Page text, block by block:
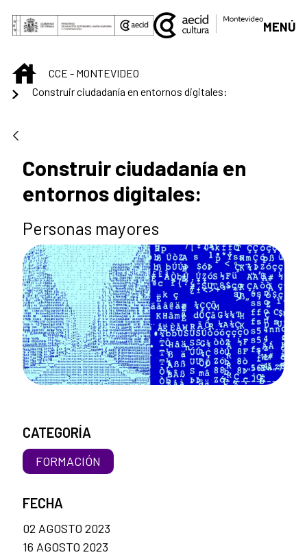
Saltar al contenido principal
MENÚ
INICIOCCE - MONTEVIDEO
Construir ciudadanía en entornos digitales:
Construir ciudadanía en
entornos digitales:
Personas mayores
CATEGORÍA
FORMACIÓN
FECHA
02 AGOSTO 2023
16 AGOSTO 2023